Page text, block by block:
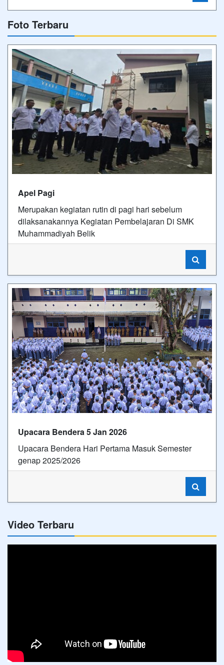
Foto Terbaru
Apel Pagi
Merupakan kegiatan rutin di pagi hari sebelum
dilaksanakannya Kegiatan Pembelajaran Di SMK
Muhammadiyah Belik
Upacara Bendera 5 Jan 2026
Upacara Bendera Hari Pertama Masuk Semester
genap 2025/2026
Video Terbaru